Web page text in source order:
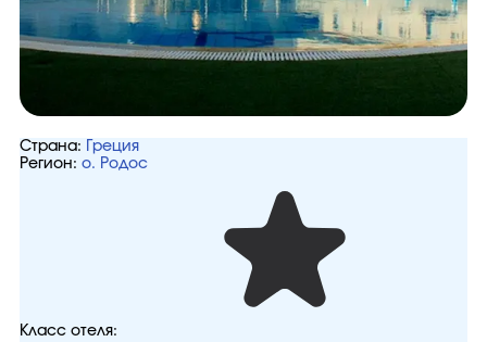
Страна:
Греция
Регион: о. Родос
Класс отеля: